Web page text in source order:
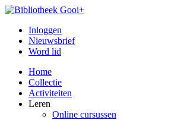
Inloggen
Nieuwsbrief
Word lid
Home
Collectie
Activiteiten
Leren
Online cursussen